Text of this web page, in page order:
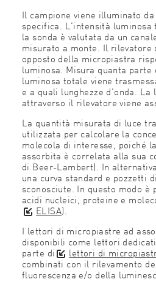
Il campione viene illuminato
specifica. L'intensità luminosa
la sonda è valutata da un
misurato a monte. Il rilevatore
opposto della micropiastra
luminosa. Misura quanta
luminosa totale viene
e a quali lunghezze d'onda. La
attraverso il rilevatore viene
La quantità misurata di luce
utilizzata per calcolare la
molecola di interesse, poiché
assorbita è correlata alla sua
di Beer-Lambert). In
una curva standard e pozzetti
sconosciute. In questo modo
acidi nucleici, proteine e
ELISA).
I lettori di micropiastre ad
disponibili come lettori
parte di lettori di
combinati con il rilevamento
fluorescenza e/o della